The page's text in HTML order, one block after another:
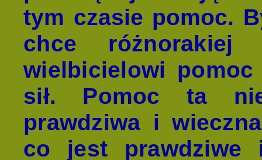
tym czasie pomoc.
chce różnorakiej
wielbicielowi
sił. Pomoc ta
prawdziwa i
co jest prawdziwe